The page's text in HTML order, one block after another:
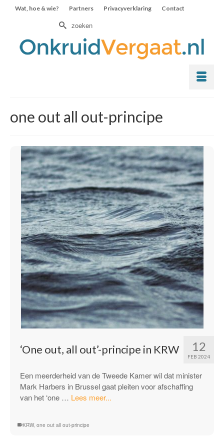
Wat, hoe & wie? Partners Privacyverklaring Contact
Zoek
one out all out-principe
12
FEB 2024
‘One out, all out’-principe in KRW
Een meerderheid van de Tweede Kamer wil dat minister
Mark Harbers in Brussel gaat pleiten voor afschaffing
van het ‘one … Lees meer...
KRW, one out all out-principe